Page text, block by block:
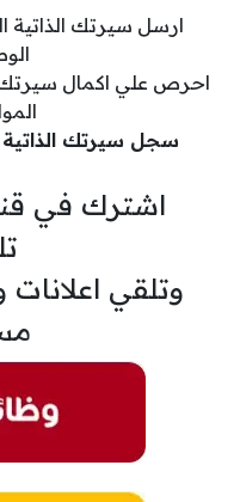
احرص علي اكمال
سجل سيرتك الذاتية
اشترك في
وتلقي